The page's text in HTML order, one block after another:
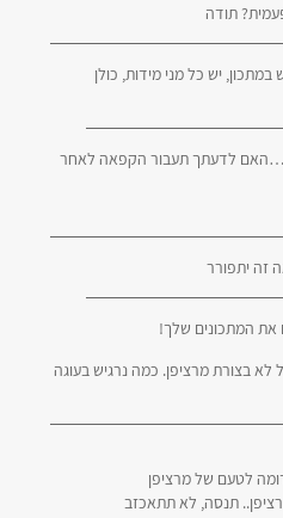
תודה
יש כל מני מידות, כולן
לדעתך תעבור הקפאה לאחר
יתפורר
את המתכונים שלך!
בצורת מרציפן. כמה נרגיש בעוגה
לטעם של מרציפן
תנסה, לא תתאכזב